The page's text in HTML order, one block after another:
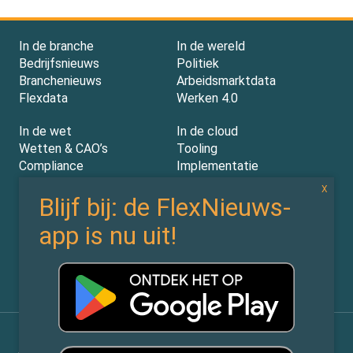
In de branche
Bedrijfsnieuws
Branchenieuws
Flexdata
In de wereld
Politiek
Arbeidsmarktdata
Werken 4.0
In de wet
Wetten & CAO’s
Compliance
In de cloud
Tooling
Implementatie
Experts
Partners
Vacatures
Nieuwsbrief
Privacy Statement